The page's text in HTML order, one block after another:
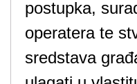
postupka,
operatera te
sredstava